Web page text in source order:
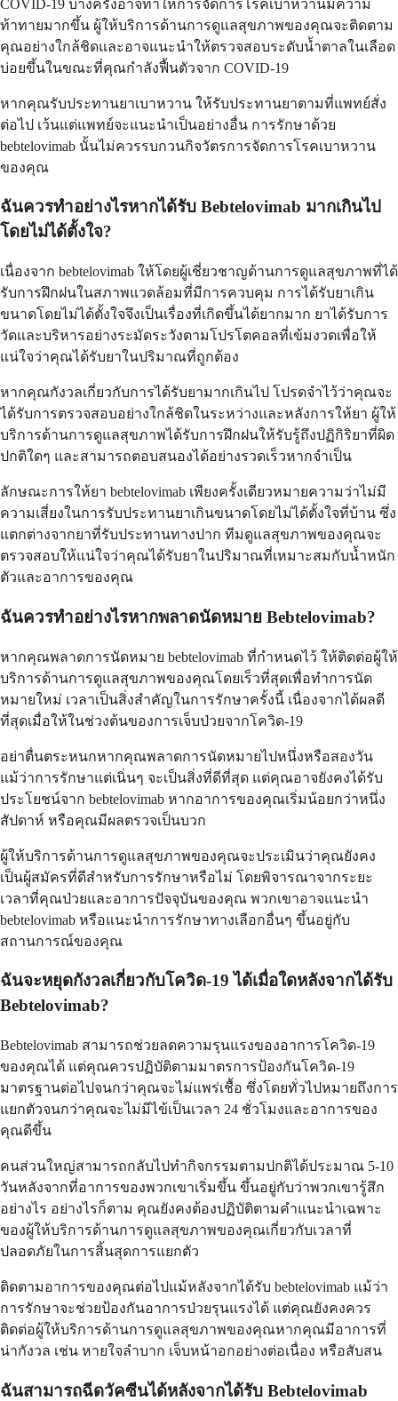
COVID-19 บางครั้งอาจทำให้การจัดการโรคเบาหวานมีความ
ท้าทายมากขึ้น ผู้ให้บริการด้านการดูแลสุขภาพของคุณจะติดตาม
คุณอย่างใกล้ชิดและอาจแนะนำให้ตรวจสอบระดับน้ำตาลในเลือด
บ่อยขึ้นในขณะที่คุณกำลังฟื้นตัวจาก COVID-19
หากคุณรับประทานยาเบาหวาน ให้รับประทานยาตามที่แพทย์สั่ง
ต่อไป เว้นแต่แพทย์จะแนะนำเป็นอย่างอื่น การรักษาด้วย
bebtelovimab นั้นไม่ควรรบกวนกิจวัตรการจัดการโรคเบาหวาน
ของคุณ
ฉันควรทำอย่างไรหากได้รับ Bebtelovimab มากเกินไป
โดยไม่ได้ตั้งใจ?
เนื่องจาก bebtelovimab ให้โดยผู้เชี่ยวชาญด้านการดูแลสุขภาพที่ได้
รับการฝึกฝนในสภาพแวดล้อมที่มีการควบคุม การได้รับยาเกิน
ขนาดโดยไม่ได้ตั้งใจจึงเป็นเรื่องที่เกิดขึ้นได้ยากมาก ยาได้รับการ
วัดและบริหารอย่างระมัดระวังตามโปรโตคอลที่เข้มงวดเพื่อให้
แน่ใจว่าคุณได้รับยาในปริมาณที่ถูกต้อง
หากคุณกังวลเกี่ยวกับการได้รับยามากเกินไป โปรดจำไว้ว่าคุณจะ
ได้รับการตรวจสอบอย่างใกล้ชิดในระหว่างและหลังการให้ยา ผู้ให้
บริการด้านการดูแลสุขภาพได้รับการฝึกฝนให้รับรู้ถึงปฏิกิริยาที่ผิด
ปกติใดๆ และสามารถตอบสนองได้อย่างรวดเร็วหากจำเป็น
ลักษณะการให้ยา bebtelovimab เพียงครั้งเดียวหมายความว่าไม่มี
ความเสี่ยงในการรับประทานยาเกินขนาดโดยไม่ได้ตั้งใจที่บ้าน ซึ่ง
แตกต่างจากยาที่รับประทานทางปาก ทีมดูแลสุขภาพของคุณจะ
ตรวจสอบให้แน่ใจว่าคุณได้รับยาในปริมาณที่เหมาะสมกับน้ำหนัก
ตัวและอาการของคุณ
ฉันควรทำอย่างไรหากพลาดนัดหมาย Bebtelovimab?
หากคุณพลาดการนัดหมาย bebtelovimab ที่กำหนดไว้ ให้ติดต่อผู้ให้
บริการด้านการดูแลสุขภาพของคุณโดยเร็วที่สุดเพื่อทำการนัด
หมายใหม่ เวลาเป็นสิ่งสำคัญในการรักษาครั้งนี้ เนื่องจากได้ผลดี
ที่สุดเมื่อให้ในช่วงต้นของการเจ็บป่วยจากโควิด-19
อย่าตื่นตระหนกหากคุณพลาดการนัดหมายไปหนึ่งหรือสองวัน
แม้ว่าการรักษาแต่เนิ่นๆ จะเป็นสิ่งที่ดีที่สุด แต่คุณอาจยังคงได้รับ
ประโยชน์จาก bebtelovimab หากอาการของคุณเริ่มน้อยกว่าหนึ่ง
สัปดาห์ หรือคุณมีผลตรวจเป็นบวก
ผู้ให้บริการด้านการดูแลสุขภาพของคุณจะประเมินว่าคุณยังคง
เป็นผู้สมัครที่ดีสำหรับการรักษาหรือไม่ โดยพิจารณาจากระยะ
เวลาที่คุณป่วยและอาการปัจจุบันของคุณ พวกเขาอาจแนะนำ
bebtelovimab หรือแนะนำการรักษาทางเลือกอื่นๆ ขึ้นอยู่กับ
สถานการณ์ของคุณ
ฉันจะหยุดกังวลเกี่ยวกับโควิด-19 ได้เมื่อใดหลังจากได้รับ
Bebtelovimab?
Bebtelovimab สามารถช่วยลดความรุนแรงของอาการโควิด-19
ของคุณได้ แต่คุณควรปฏิบัติตามมาตรการป้องกันโควิด-19
มาตรฐานต่อไปจนกว่าคุณจะไม่แพร่เชื้อ ซึ่งโดยทั่วไปหมายถึงการ
แยกตัวจนกว่าคุณจะไม่มีไข้เป็นเวลา 24 ชั่วโมงและอาการของ
คุณดีขึ้น
คนส่วนใหญ่สามารถกลับไปทำกิจกรรมตามปกติได้ประมาณ 5-10
วันหลังจากที่อาการของพวกเขาเริ่มขึ้น ขึ้นอยู่กับว่าพวกเขารู้สึก
อย่างไร อย่างไรก็ตาม คุณยังคงต้องปฏิบัติตามคำแนะนำเฉพาะ
ของผู้ให้บริการด้านการดูแลสุขภาพของคุณเกี่ยวกับเวลาที่
ปลอดภัยในการสิ้นสุดการแยกตัว
ติดตามอาการของคุณต่อไปแม้หลังจากได้รับ bebtelovimab แม้ว่า
การรักษาจะช่วยป้องกันอาการป่วยรุนแรงได้ แต่คุณยังคงควร
ติดต่อผู้ให้บริการด้านการดูแลสุขภาพของคุณหากคุณมีอาการที่
น่ากังวล เช่น หายใจลำบาก เจ็บหน้าอกอย่างต่อเนื่อง หรือสับสน
ฉันสามารถฉีดวัคซีนได้หลังจากได้รับ Bebtelovimab